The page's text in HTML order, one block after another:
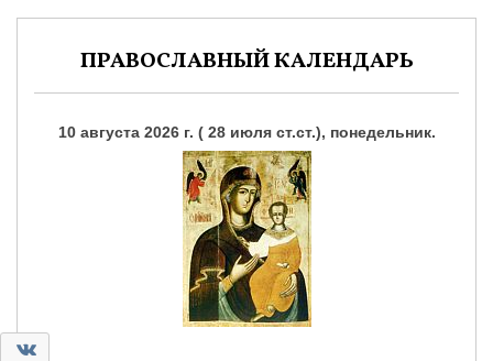
ПРАВОСЛАВНЫЙ КАЛЕНДАРЬ
10 августа 2026 г. ( 28 июля ст.ст.), понедельник.